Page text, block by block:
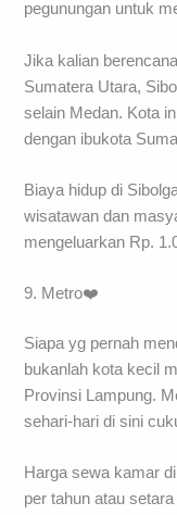
pegunungan untuk
Jika kalian
Sumatera Utara,
selain Medan. Kota
dengan ibukota
Biaya hidup di
wisatawan dan
mengeluarkan Rp.
9. Metro❤️
Siapa yg pernah
bukanlah kota kecil
Provinsi Lampung.
sehari-hari di sini
Harga sewa kamar
per tahun atau